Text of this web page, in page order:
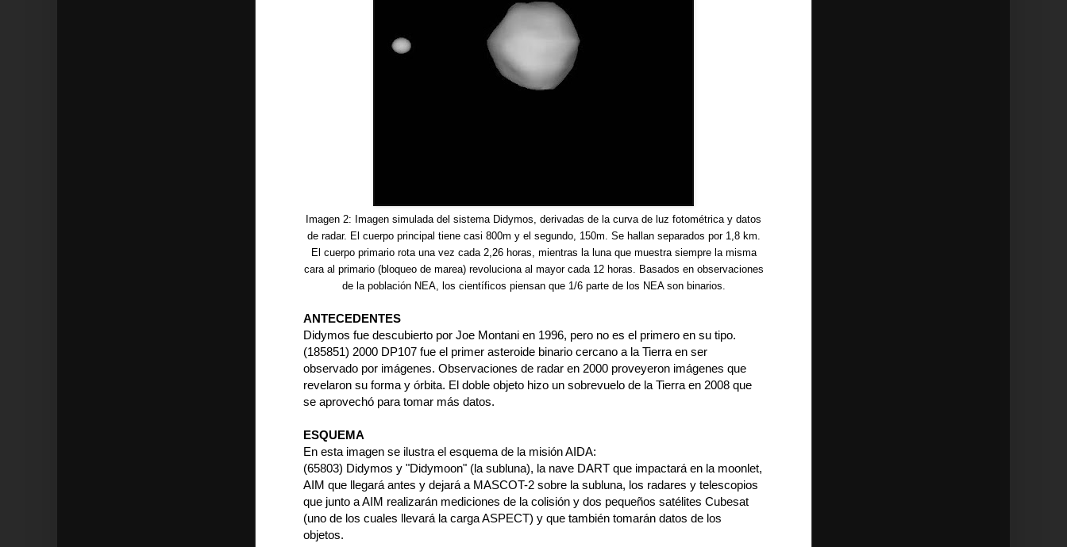
Imagen 2: Imagen simulada del sistema Didymos, derivadas de la curva de luz fotométrica y datos
de radar. El cuerpo principal tiene casi 800m y el segundo, 150m. Se hallan separados por 1,8 km.
El cuerpo primario rota una vez cada 2,26 horas, mientras la luna que muestra siempre la misma
cara al primario (bloqueo de marea) revoluciona al mayor cada 12 horas. Basados en observaciones
de la población NEA, los científicos piensan que 1/6 parte de los NEA son binarios.
ANTECEDENTES
Didymos fue descubierto por Joe Montani en 1996, pero no es el primero en su tipo.
(185851) 2000 DP107 fue el primer asteroide binario cercano a la Tierra en ser
observado por imágenes. Observaciones de radar en 2000 proveyeron imágenes que
revelaron su forma y órbita. El doble objeto hizo un sobrevuelo de la Tierra en 2008 que
se aprovechó para tomar más datos.
ESQUEMA
En esta imagen se ilustra el esquema de la misión AIDA:
(65803) Didymos y "Didymoon" (la subluna), la nave DART que impactará en la moonlet,
AIM que llegará antes y dejará a MASCOT-2 sobre la subluna, los radares y telescopios
que junto a AIM realizarán mediciones de la colisión y dos pequeños satélites Cubesat
(uno de los cuales llevará la carga ASPECT) y que también tomarán datos de los
objetos.